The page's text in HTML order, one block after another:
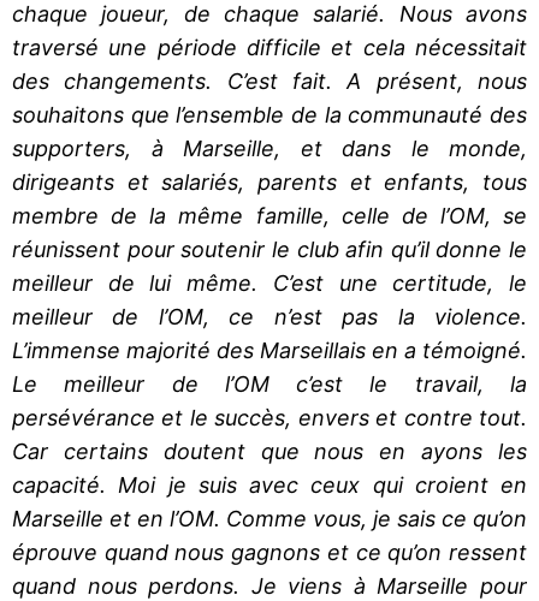
chaque joueur, de chaque salarié. Nous avons
traversé une période difficile et cela nécessitait
des changements. C’est fait. A présent, nous
souhaitons que l’ensemble de la communauté des
supporters, à Marseille, et dans le monde,
dirigeants et salariés, parents et enfants, tous
membre de la même famille, celle de l’OM, se
réunissent pour soutenir le club afin qu’il donne le
meilleur de lui même. C’est une certitude, le
meilleur de l’OM, ce n’est pas la violence.
L’immense majorité des Marseillais en a témoigné.
Le meilleur de l’OM c’est le travail, la
persévérance et le succès, envers et contre tout.
Car certains doutent que nous en ayons les
capacité. Moi je suis avec ceux qui croient en
Marseille et en l’OM. Comme vous, je sais ce qu’on
éprouve quand nous gagnons et ce qu’on ressent
quand nous perdons. Je viens à Marseille pour